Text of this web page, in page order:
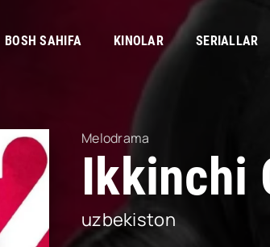
BOSH SAHIFA KINOLAR SERIALLAR
Melodrama
Ikkinchi
uzbekiston